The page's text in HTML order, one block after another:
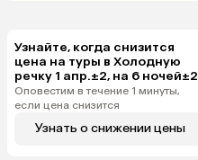
Узнайте, когда снизится
цена на туры в Холодную
речку 1 апр.±2, на 6 ночей±2
Оповестим в течение 1 минуты,
если цена снизится
Узнать о снижении цены